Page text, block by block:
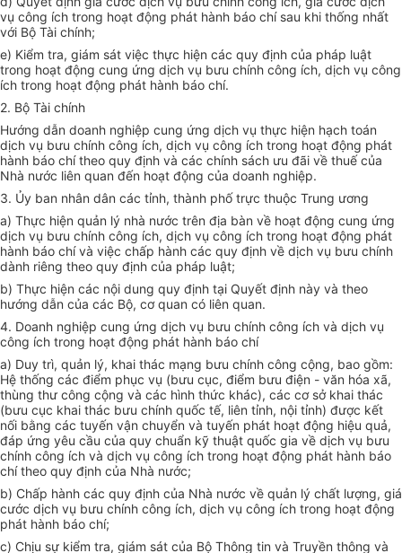
vụ công ích trong hoạt động phát hành báo chí sau khi thống nhất
với Bộ Tài chính;
e) Kiểm tra, giám sát việc thực hiện các quy định của pháp luật
trong hoạt động cung ứng dịch vụ bưu chính công ích, dịch vụ công
ích trong hoạt động phát hành báo chí.
2. Bộ Tài chính
Hướng dẫn doanh nghiệp cung ứng dịch vụ thực hiện hạch toán
dịch vụ bưu chính công ích, dịch vụ công ích trong hoạt động phát
hành báo chí theo quy định và các chính sách ưu đãi về thuế của
Nhà nước liên quan đến hoạt động của doanh nghiệp.
3. Ủy ban nhân dân các tỉnh, thành phố trực thuộc Trung ương
a) Thực hiện quản lý nhà nước trên địa bàn về hoạt động cung ứng
dịch vụ bưu chính công ích, dịch vụ công ích trong hoạt động phát
hành báo chí và việc chấp hành các quy định về dịch vụ bưu chính
dành riêng theo quy định của pháp luật;
b) Thực hiện các nội dung quy định tại Quyết định này và theo
hướng dẫn của các Bộ, cơ quan có liên quan.
4. Doanh nghiệp cung ứng dịch vụ bưu chính công ích và dịch vụ
công ích trong hoạt động phát hành báo chí
a) Duy trì, quản lý, khai thác mạng bưu chính công cộng, bao gồm:
Hệ thống các điểm phục vụ (bưu cục, điểm bưu điện - văn hóa xã,
thùng thư công cộng và các hình thức khác), các cơ sở khai thác
(bưu cục khai thác bưu chính quốc tế, liên tỉnh, nội tỉnh) được kết
nối bằng các tuyến vận chuyển và tuyến phát hoạt động hiệu quả,
đáp ứng yêu cầu của quy chuẩn kỹ thuật quốc gia về dịch vụ bưu
chính công ích và dịch vụ công ích trong hoạt động phát hành báo
chí theo quy định của Nhà nước;
b) Chấp hành các quy định của Nhà nước về quản lý chất lượng, giá
cước dịch vụ bưu chính công ích, dịch vụ công ích trong hoạt động
phát hành báo chí;
c) Chịu sự kiểm tra, giám sát của Bộ Thông tin và Truyền thông và